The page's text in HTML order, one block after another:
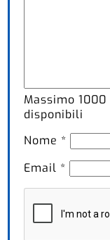
Massimo1000
disponibili
Nome *
Email *